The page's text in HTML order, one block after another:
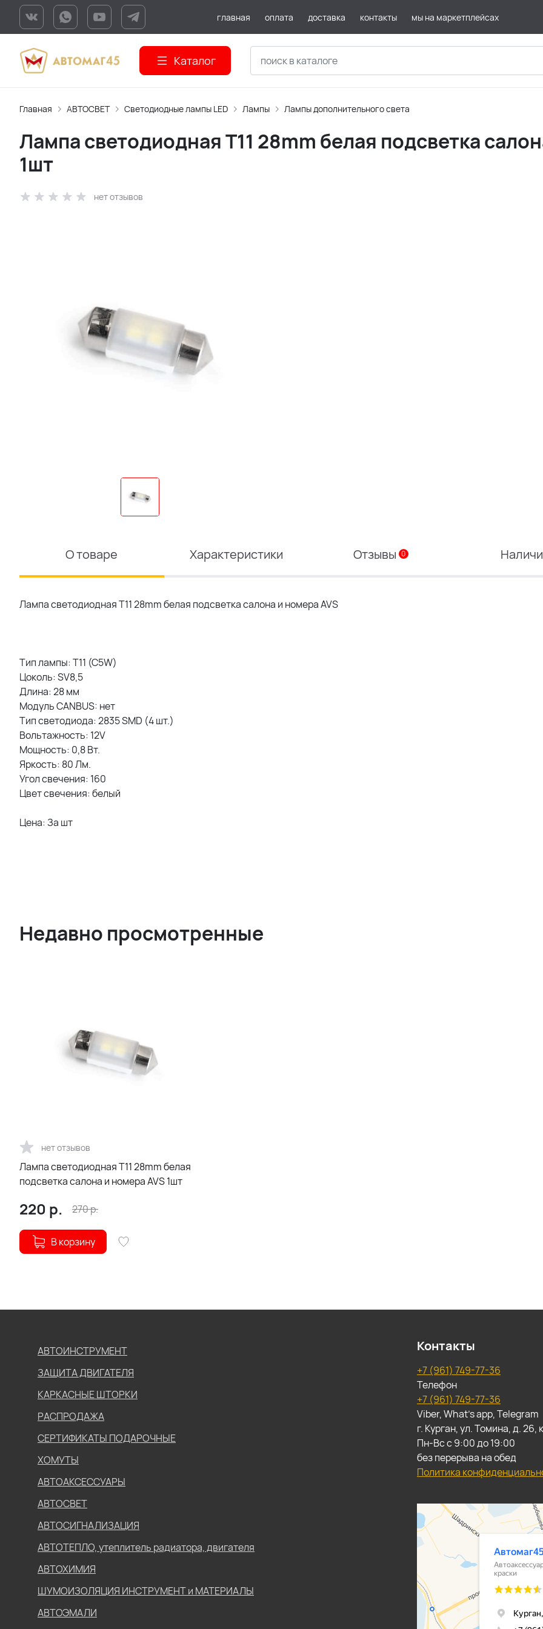
главная оплата доставка контакты мы на маркетплейсах
Каталог
Главная АВТОСВЕТ Светодиодные лампы LED Лампы Лампы дополнительного света
Лампа светодиодная T11 28mm белая подсветка
1шт
нет отзывов
О товаре Характеристики Отзывы 0
Лампа светодиодная T11 28mm белая подсветка салона и номера AVS
Тип лампы: T11 (C5W)
Цоколь: SV8,5
Длина: 28 мм
Модуль CANBUS: нет
Тип светодиода: 2835 SMD (4 шт.)
Вольтажность: 12V
Мощность: 0,8 Вт.
Яркость: 80 Лм.
Угол свечения: 160
Цвет свечения: белый
Цена: За шт
Недавно просмотренные
нет отзывов
Лампа светодиодная T11 28mm белая
подсветка салона и номера AVS 1шт
220 р. 270р.
В корзину
АВТОИНСТРУМЕНТ
ЗАЩИТА ДВИГАТЕЛЯ
КАРКАСНЫЕ ШТОРКИ
РАСПРОДАЖА
СЕРТИФИКАТЫ ПОДАРОЧНЫЕ
ХОМУТЫ
АВТОАКСЕССУАРЫ
АВТОСВЕТ
АВТОСИГНАЛИЗАЦИЯ
АВТОТЕПЛО, утеплитель радиатора, двигателя
АВТОХИМИЯ
ШУМОИЗОЛЯЦИЯ ИНСТРУМЕНТ и МАТЕРИАЛЫ
АВТОЭМАЛИ
Контакты
+7 (961) 749-77-36
Телефон
+7 (961) 749-77-36
Viber, What's app, Telegram
г. Курган, ул. Томина, д.
Пн-Вс с 9:00 до 19:00
без перерыва на обед
Политика